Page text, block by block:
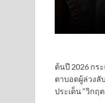
ต้นปี 2026 กร
ตาบอดผู้ล่วงลั
ประเด็น “วิกฤ